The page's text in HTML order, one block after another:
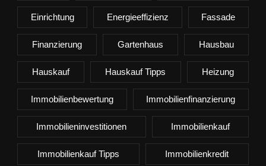
Einrichtung Energieeffizienz Fassade
Finanzierung Gartenhaus Hausbau
Hauskauf Hauskauf Tipps Heizung
Immobilienbewertung Immobilienfinanzierung
Immobilieninvestitionen Immobilienkauf
Immobilienkauf Tipps Immobilienkredit